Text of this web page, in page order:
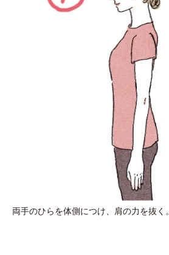
両手のひらを体側につけ、肩の力を抜く。